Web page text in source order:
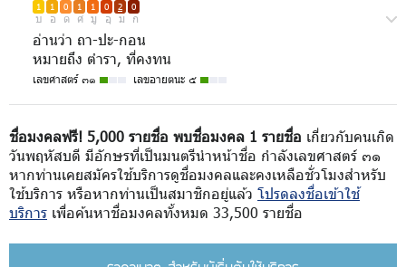
1 1 0 1 1 0 2 0
บ อ ด ศ มู อุ ม ก
อ่านว่า ถา-ปะ-กอน
หมายถึง ตำรา, ที่คงทน
เลขศาสตร์ ๓๑ เลขอายตนะ ๕
ชื่อมงคลฟรี! 5,000 รายชื่อ พบชื่อมงคล 1 รายชื่อ เกี่ยวกับคนเกิด
วันพฤหัสบดี มีอักษรที่เป็นมนตรีนำหน้าชื่อ กำลังเลขศาสตร์ ๓๑
หากท่านเคยสมัครใช้บริการดูชื่อมงคลและคงเหลือชั่วโมงสำหรับ
ใช้บริการ หรือหากท่านเป็นสมาชิกอยู่แล้ว โปรดลงชื่อเข้าใช้
บริการ เพื่อค้นหาชื่อมงคลทั้งหมด 33,500 รายชื่อ